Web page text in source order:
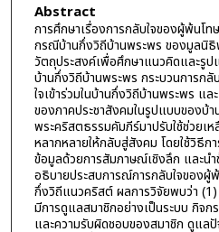
Abstract
การศึกษาเรื่องการกลับใจของผู้พ้นโ
กรณีบ้านกึ่งวิถีบ้านพระพร ของมูลนิ
วัตถุประสงค์เพื่อศึกษาแนวคิดและรูป
บ้านกึ่งวิถีบ้านพระพร กระบวนการก
ใจเข้าร่วมในบ้านกึ่งวิถีบ้านพระพร แ
ของภาคประชาสังคมในรูปแบบของบ้
พระคริสตธรรมคัมภีร์มาปรับใช้ช่วยเ
หลากหลายให้กลับสู่สังคม โดยใช้วิธีก
ข้อมูลด้วยการสัมภาษณ์เชิงลึก และนำ
อธิบายประสบการณ์การกลับใจของผู้
กึ่งวิถีแนวคริสต์ ผลการวิจัยพบว่า
มีการดูแลสมาชิกอย่างเป็นระบบ กิจก
และความรับผิดชอบของสมาชิก ดูแล